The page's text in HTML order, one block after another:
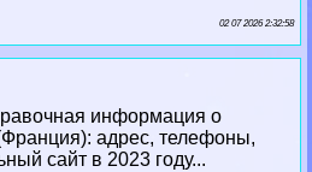
02 07 2026 2:32:58
информация о
адрес, телефоны,
сайт в 2023 году...